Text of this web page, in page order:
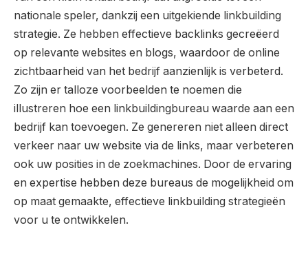
nationale speler, dankzij een uitgekiende linkbuilding
strategie. Ze hebben effectieve backlinks gecreëerd
op relevante websites en blogs, waardoor de online
zichtbaarheid van het bedrijf aanzienlijk is verbeterd.
Zo zijn er talloze voorbeelden te noemen die
illustreren hoe een linkbuildingbureau waarde aan een
bedrijf kan toevoegen. Ze genereren niet alleen direct
verkeer naar uw website via de links, maar verbeteren
ook uw posities in de zoekmachines. Door de ervaring
en expertise hebben deze bureaus de mogelijkheid om
op maat gemaakte, effectieve linkbuilding strategieën
voor u te ontwikkelen.